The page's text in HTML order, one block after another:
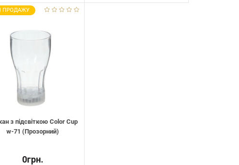
ПРОДАЖУ
з підсвіткою Color Cup
w-71 (Прозорний)
0грн.